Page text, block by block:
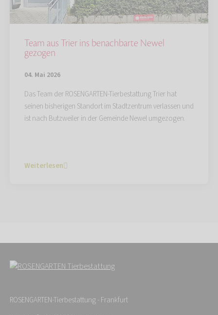
Team aus Trier ins benachbarte Newel
gezogen
04. Mai 2026
Das Team der ROSENGARTEN-Tierbestattung Trier hat
seinen bisherigen Standort im Stadtzentrum verlassen und
ist nach Butzweiler in der Gemeinde Newel umgezogen.
Weiterlesen
ROSENGARTEN-Tierbestattung - Frankfurt